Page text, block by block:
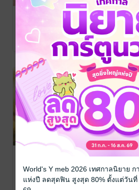
ป่วนหัวใจไซส์มิ
กระต่ายสาว
นิยาย Girl
Love/Yuri
4 Rating
สาวใช้รสน้ำผึ้ง
กระต่ายสาว
นิยาย Girl
Love/Yuri
1 Rating
กระต่ายสาว
นิยาย Girl
Love/Yuri
ฉ่ำรักมิรันตี เล่ม
กระต่ายสาว
นิยาย Girl
World's Y meb 2026 เทศกาลนิยาย
แห่งปี ลดสุดฟิน สูงสุด 80% ตั้งแต่วันที่